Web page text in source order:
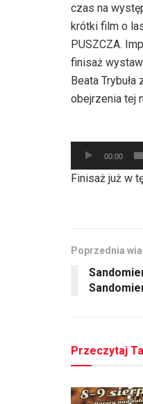
czas na
krótki film o
PUSZCZA.
finisaż
Beata
obejrzenia tej
Odtwarzacz
plików
00:00
Finisaż już w
Poprzednia
Przeczytaj